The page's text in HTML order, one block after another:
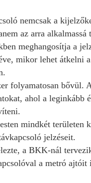
nemcsak a
az arra alkalmassá
meghangosítja a
mikor lehet átkelni a
folyamatosan bővül.
ahol a leginkább
mindkét területen
jelzéseit.
a BKK-nál
a metró ajtóit